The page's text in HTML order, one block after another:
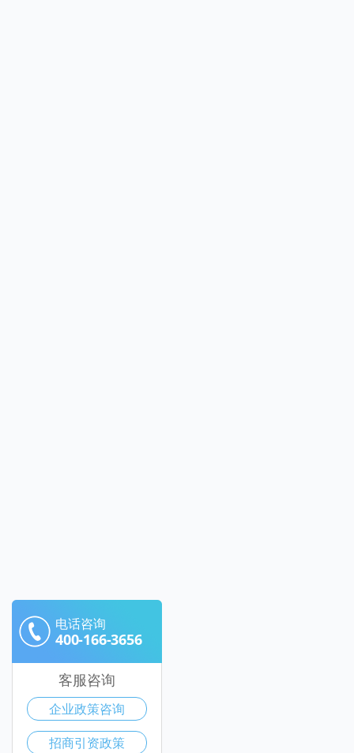
电话咨询
400-166-3656
客服咨询
企业政策咨询
招商引资政策